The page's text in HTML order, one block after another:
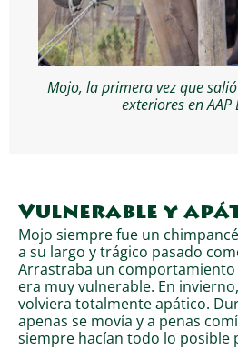
Mojo, la primera vez que
exteriores en AAP
Vulnerable y
Mojo siempre fue un
a su largo y trágico pasado
Arrastraba un
era muy vulnerable. En
volviera totalmente apático.
apenas se movía y a penas
siempre hacían todo lo posible